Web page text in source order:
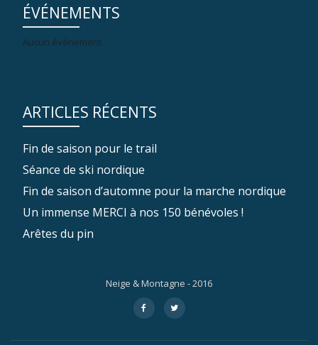
ÉVÉNEMENTS
Aucun événement
ARTICLES RÉCENTS
Fin de saison pour le trail
Séance de ski nordique
Fin de saison d’automne pour la marche nordique
Un immense MERCI à nos 150 bénévoles !
Arêtes du pin
Neige & Montagne - 2016
secondaire
fa-
facebook
fa-
twitter